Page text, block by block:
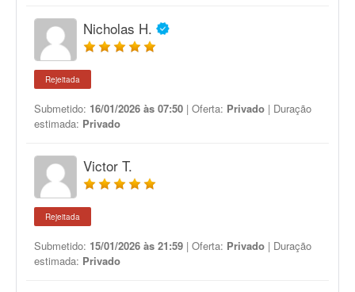
Nicholas H.
Rejeitada
Submetido: 16/01/2026 às 07:50 | Oferta: Privado | Duração
estimada: Privado
Victor T.
Rejeitada
Submetido: 15/01/2026 às 21:59 | Oferta: Privado | Duração
estimada: Privado